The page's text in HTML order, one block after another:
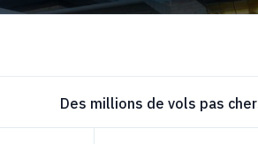
Des millions de vols pas